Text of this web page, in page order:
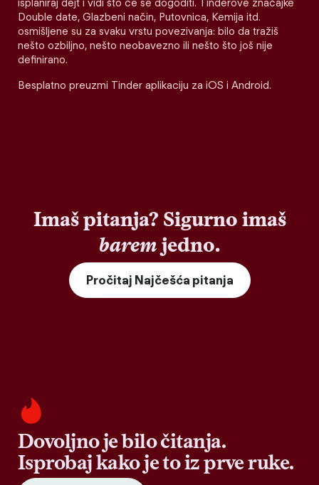
isplaniraj dejt i vidi što će se dogoditi. Tinderove značajke
Double date, Glazbeni način, Putovnica, Kemija itd.
osmišljene su za svaku vrstu povezivanja: bilo da tražiš
nešto ozbiljno, nešto neobavezno ili nešto što još nije
definirano.
Besplatno preuzmi Tinder aplikaciju za iOS i Android.
Imaš pitanja? Sigurno imaš
baremjedno.
Pročitaj Najčešća pitanja
Dovoljno je bilo čitanja.
Isprobaj kako je to iz prve ruke.